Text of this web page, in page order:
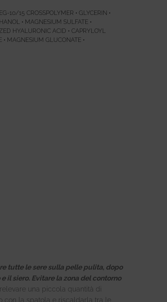
10/15 CROSSPOLYMER • GLYCERIN •
• MAGNESIUM SULFATE •
HYALURONIC ACID • CAPRYLOYL
• MAGNESIUM GLUCONATE •
tutte le sere sulla pelle pulita, dopo
il siero. Evitare la zona del contorno
una piccola quantità di
con la spatola e riscaldarla tra le